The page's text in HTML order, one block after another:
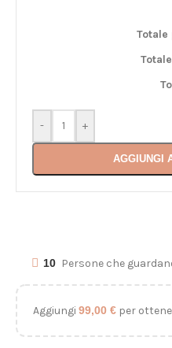
Totale
- +
AGGIUNGI
10 Persone che
Aggiungi 99,00 € per